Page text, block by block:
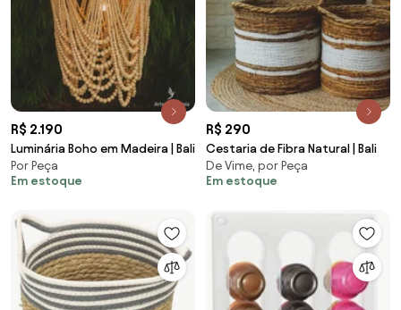
R$ 2.190
Luminária Boho em Madeira | Bali
Por Peça
Em estoque
R$ 290
Cestaria de Fibra Natural | Bali
De Vime, por Peça
Em estoque